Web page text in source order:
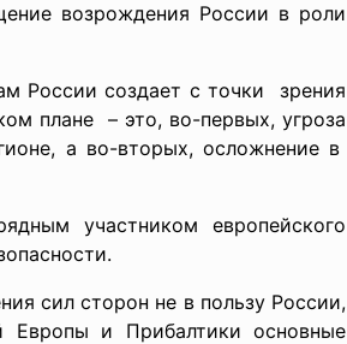
возрождения России в роли
России создает с точки зрения
плане – это, во-первых, угроза
а во-вторых, осложнение в
участником европейского
силсторон не в пользу России,
Европы и Прибалтики основные